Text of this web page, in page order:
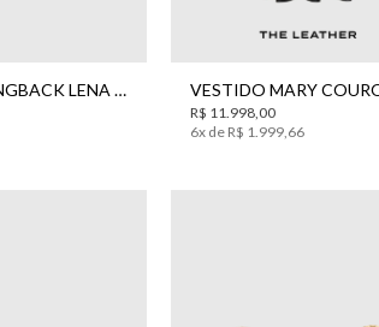
SCARPIN SLINGBACK LENA VELUDO BO.BÔ FEMININO
36
R$ 11.998,00
6x de R$ 1.999,66